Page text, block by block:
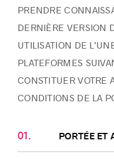
PRENDRE
DERNIÈRE VERSION
UTILISATION DE
PLATEFORMES
CONSTITUER VOTRE
CONDITIONS DE LA
PORTÉE ET